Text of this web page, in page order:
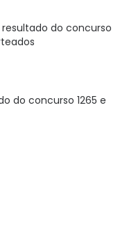
resultado do concurso
do concurso 1265 e